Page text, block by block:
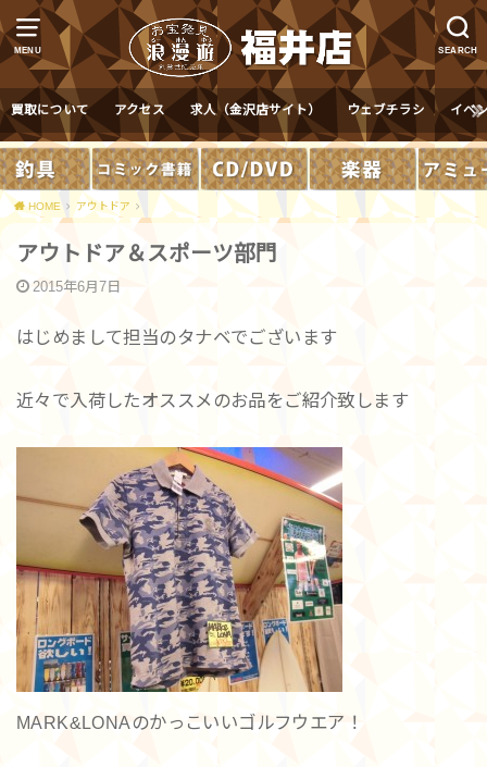
MENU SEARCH
買取について アクセス 求人（金沢店サイト） ウェブチラシ イベ
HOME アウトドア
アウトドア＆スポーツ部門
2015年6月7日
はじめまして担当のタナベでございます
近々で入荷したオススメのお品をご紹介致します
MARK&LONAのかっこいいゴルフウエア！